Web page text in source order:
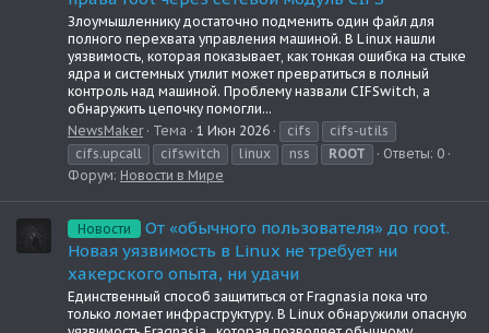
Злоумышленнику достаточно подменить один файл для
полного перехвата управления машиной. В Linux нашли
уязвимость, которая показывает, как тонкая ошибка на стыке
ядра и системных утилит может превратиться в полный
контроль над машиной. Проблему назвали CIFSwitch, а
обнаружить цепочку помогли...
NewsMaker
Тема 1 Июн 2026 cifs
cifs-utils
cifs.upcall
cifswitch linux nss ROOT
Ответы: 0
Форум: Новости в Мире
Новости
От «обычного пользователя» до root.
Новая уязвимость в Linux не требует ни
хакерского опыта, ни удачи
Единственный способ защититься от Fragnasia пока что
только ломает инфраструктуру. В Linux обнаружили опасную